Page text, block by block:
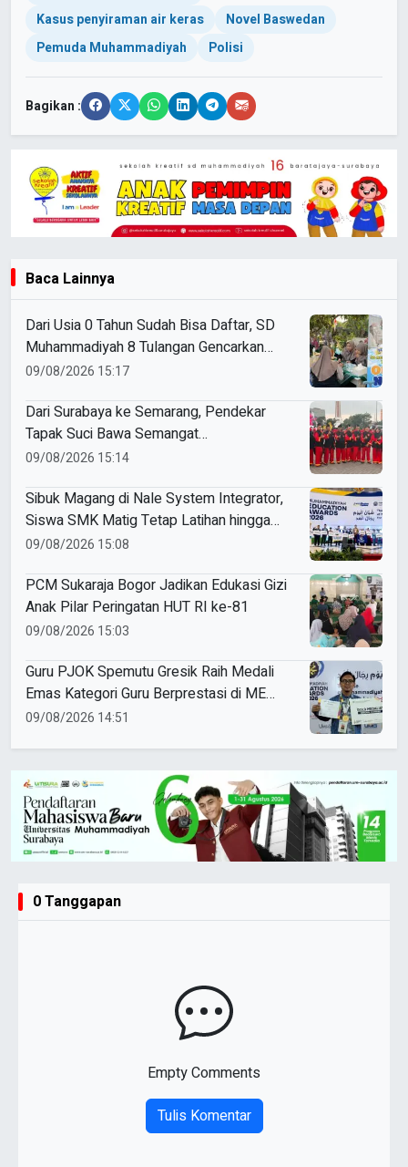
Kasus penyiraman air keras
Novel Baswedan
Pemuda Muhammadiyah
Polisi
Bagikan :
Baca Lainnya
Dari Usia 0 Tahun Sudah Bisa Daftar, SD
Muhammadiyah 8 Tulangan Gencarkan
SPMB
09/08/2026 15:17
Dari Surabaya ke Semarang, Pendekar
Tapak Suci Bawa Semangat
Persaudaraan di Muktamar XVI
09/08/2026 15:14
Sibuk Magang di Nale System Integrator,
Siswa SMK Matig Tetap Latihan hingga
Raih Gold Medal ME Awards 2026
09/08/2026 15:08
PCM Sukaraja Bogor Jadikan Edukasi Gizi
Anak Pilar Peringatan HUT RI ke-81
09/08/2026 15:03
Guru PJOK Spemutu Gresik Raih Medali
Emas Kategori Guru Berprestasi di ME
Awards 2026
09/08/2026 14:51
0 Tanggapan
Empty Comments
Tulis Komentar